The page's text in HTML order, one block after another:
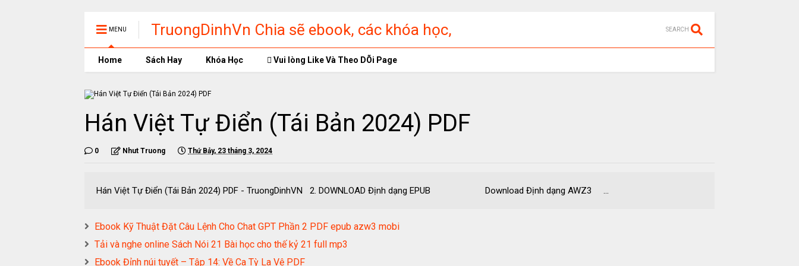
MENU
TruongDinhVn Chia sẽ ebook, các khóa học,
phần mềm học tập miễn phí
SEARCH
Home Sách Hay Khóa Học Vui lòng Like Và Theo DÕi Page
Hán Việt Tự Điển (Tái Bản 2024) PDF
0 Nhut Truong Thứ Bảy, 23 tháng 3, 2024
Hán Việt Tự Điển (Tái Bản 2024) PDF - TruongDinhVN 2. DOWNLOAD Định dạng EPUB Download Định dạng AWZ3 ...
Ebook Kỹ Thuật Đặt Câu Lệnh Cho Chat GPT Phần 2 PDF epub azw3 mobi
Tải và nghe online Sách Nói 21 Bài học cho thế kỷ 21 full mp3
Ebook Đỉnh núi tuyết – Tập 14: Về Ca Tỳ La Vệ PDF